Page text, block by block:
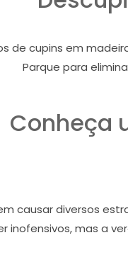
de cupins em
Parque para
Conheça
causar diversos
inofensivos, mas a